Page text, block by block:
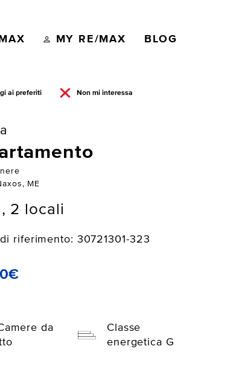
MY RE/MAX BLOG
ai preferiti Non mi interessa
ME
2 locali
riferimento: 30721301-323
da
Classe
energetica G